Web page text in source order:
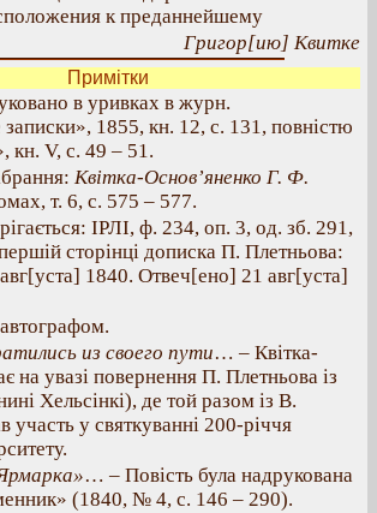
к преданнейшему
Григор[ию] Квитке
Примітки
в уривках в журн.
1855, кн. 12, с. 131, повністю
кн. V, с. 49 – 51.
Квітка-Основ’яненко Г. Ф.
т. 6, с. 575 – 577.
ІРЛІ, ф. 234, оп. 3, од. зб. 291,
сторінці дописка П. Плетньова:
1840. Отвеч[ено] 21 авг[уста]
из своего пути… – Квітка-
на увазі повернення П. Плетньова із
Хельсінкі), де той разом із В.
участь у святкуванні 200-річчя
… – Повість була надрукована
(1840, № 4, с. 146 – 290).